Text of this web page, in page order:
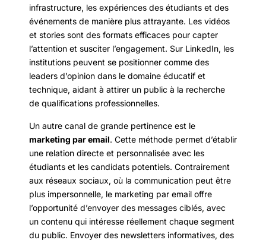
infrastructure, les expériences des étudiants et des
événements de manière plus attrayante. Les vidéos
et stories sont des formats efficaces pour capter
l’attention et susciter l’engagement. Sur LinkedIn, les
institutions peuvent se positionner comme des
leaders d’opinion dans le domaine éducatif et
technique, aidant à attirer un public à la recherche
de qualifications professionnelles.
Un autre canal de grande pertinence est le
marketing par email. Cette méthode permet d’établir
une relation directe et personnalisée avec les
étudiants et les candidats potentiels. Contrairement
aux réseaux sociaux, où la communication peut être
plus impersonnelle, le marketing par email offre
l’opportunité d’envoyer des messages ciblés, avec
un contenu qui intéresse réellement chaque segment
du public. Envoyer des newsletters informatives, des